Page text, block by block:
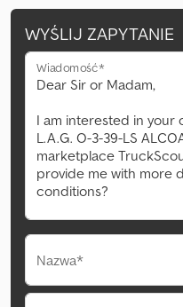
WYŚLIJ ZAPYTANIE
Wiadomość*
Nazwa*